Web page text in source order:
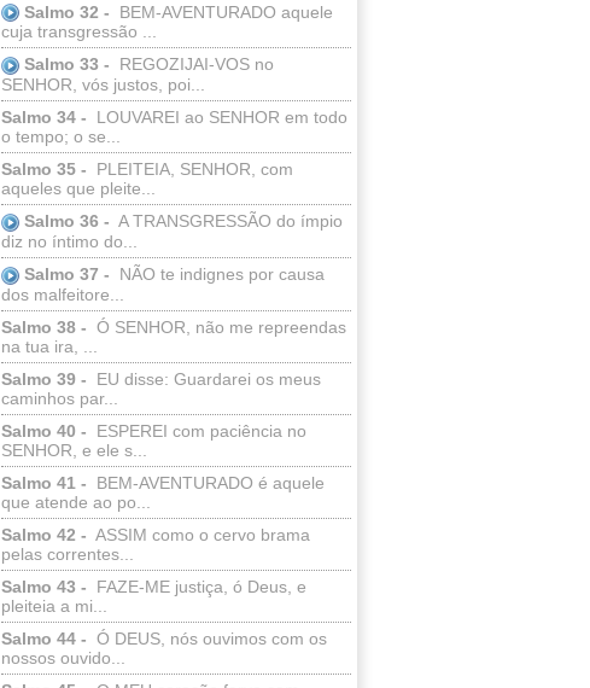
Salmo 32 -
BEM-AVENTURADO aquele
cuja transgressão ...
Salmo 33 -
REGOZIJAI-VOS no
SENHOR, vós justos, poi...
Salmo 34 -
LOUVAREI ao SENHOR em todo
o tempo; o se...
Salmo 35 -
PLEITEIA, SENHOR, com
aqueles que pleite...
Salmo 36 - A TRANSGRESSÃO do ímpio
diz no íntimo do...
Salmo 37 -
NÃO te indignes por causa
dos malfeitore...
Salmo 38 - Ó SENHOR, não me repreendas
na tua ira, ...
Salmo 39 -
EU disse: Guardarei os meus
caminhos par...
Salmo 40 -
ESPEREI com paciência no
SENHOR, e ele s...
Salmo 41 -
BEM-AVENTURADO é aquele
que atende ao po...
Salmo 42 - ASSIM como o cervo brama
pelas correntes...
Salmo 43 -
FAZE-ME justiça, ó Deus, e
pleiteia a mi...
Salmo 44 - Ó DEUS, nós ouvimos com os
nossos ouvido...